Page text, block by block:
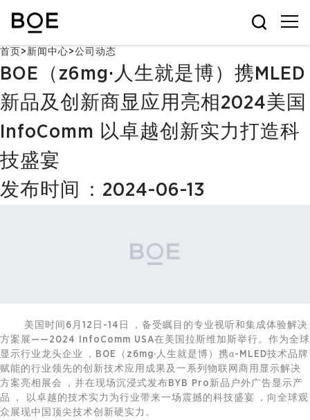
首页 > 新闻中心>公司动态
BOE（z6mg·人生就是博）携MLED
新品及创新商显应用亮相2024美国
InfoComm 以卓越创新实力打造科
技盛宴
发布时间：2024-06-13
美国时间6月12日-14日，备受瞩目的专业视听和集成体验解决
方案展——2024 InfoComm USA在美国拉斯维加斯举行。作为全球
显示行业龙头企业，BOE（z6mg·人生就是博）携α-MLED技术品牌
赋能的行业领先的创新技术应用成果及一系列 物联网 商用显示解决
方案亮相展会，并在现场沉浸式发布BYB Pro新品户外广告显示产
品， 以卓越的技术实力为行业带来一场震撼的科技盛宴，向全球观
众展现中国顶尖技术创新硬实力。